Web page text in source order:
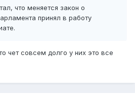
что меняется закон о
принял в работу
чет совсем долго у них это все